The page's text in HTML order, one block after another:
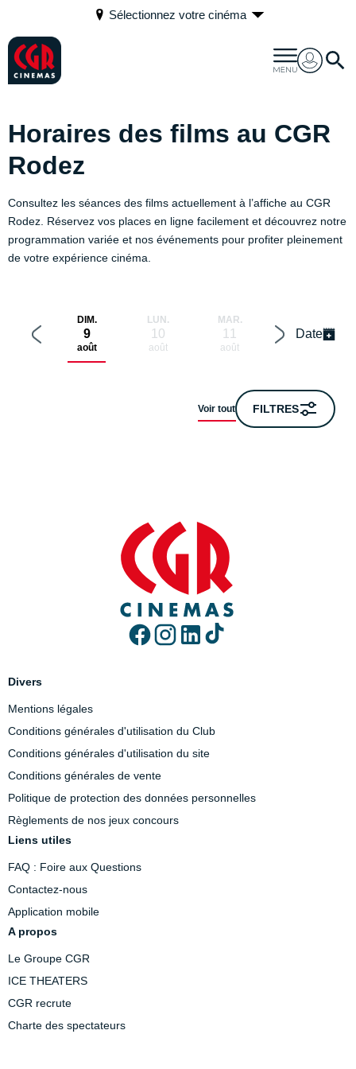
Sélectionnez votre cinéma
Horaires des films au CGR
Rodez
Consultez les séances des films actuellement à l’affiche au CGR
Rodez. Réservez vos places en ligne facilement et découvrez notre
programmation variée et nos événements pour profiter pleinement
de votre expérience cinéma.
DIM.
9
août
LUN.
10
août
MAR.
11
août
12
Date
Voir tout FILTRES
Divers
Mentions légales
Conditions générales d'utilisation du Club
Conditions générales d'utilisation du site
Conditions générales de vente
Politique de protection des données personnelles
Règlements de nos jeux concours
Liens utiles
FAQ : Foire aux Questions
Contactez-nous
Application mobile
A propos
Le Groupe CGR
ICE THEATERS
CGR recrute
Charte des spectateurs